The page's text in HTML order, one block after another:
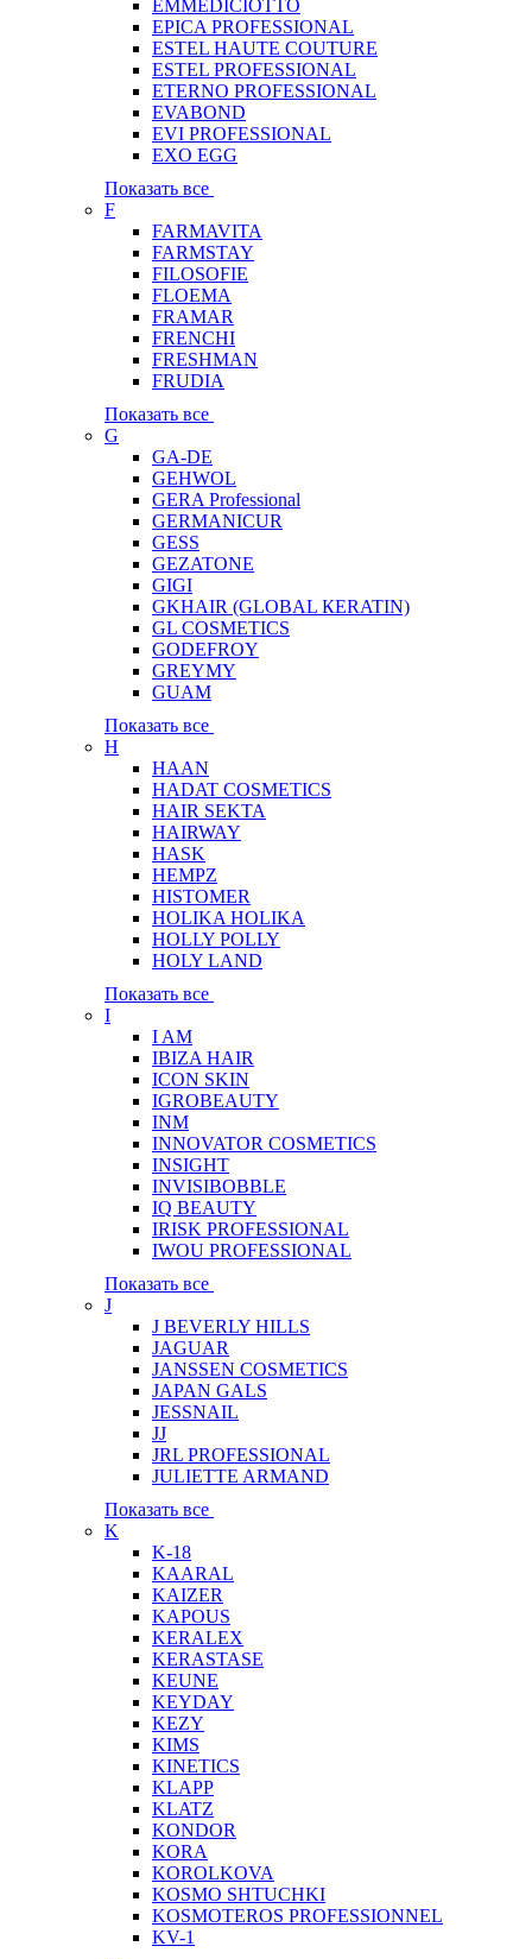
EMMEDICIOTTO
EPICA PROFESSIONAL
ESTEL HAUTE COUTURE
ESTEL PROFESSIONAL
ETERNO PROFESSIONAL
EVABOND
EVI PROFESSIONAL
EXO EGG
Показать все
F
FARMAVITA
FARMSTAY
FILOSOFIE
FLOEMA
FRAMAR
FRENCHI
FRESHMAN
FRUDIA
Показать все
G
GA-DE
GEHWOL
GERA Professional
GERMANICUR
GESS
GEZATONE
GIGI
GKHAIR (GLOBAL КЕRATIN)
GL COSMETICS
GODEFROY
GREYMY
GUAM
Показать все
H
HAAN
HADAT COSMETICS
HAIR SEKTA
HAIRWAY
HASK
HEMPZ
HISTOMER
HOLIKA HOLIKA
HOLLY POLLY
HOLY LAND
Показать все
I
I AM
IBIZA HAIR
ICON SKIN
IGROBEAUTY
INM
INNOVATOR COSMETICS
INSIGHT
INVISIBOBBLE
IQ BEAUTY
IRISK PROFESSIONAL
IWOU PROFESSIONAL
Показать все
J
J BEVERLY HILLS
JAGUAR
JANSSEN COSMETICS
JAPAN GALS
JESSNAIL
JJ
JRL PROFESSIONAL
JULIETTE ARMAND
Показать все
K
K-18
KAARAL
KAIZER
KAPOUS
KERALEX
KERASTASE
KEUNE
KEYDAY
KEZY
KIMS
KINETICS
KLAPP
KLATZ
KONDOR
KORA
KOROLKOVA
KOSMO SHTUCHKI
KOSMOTEROS PROFESSIONNEL
KV-1